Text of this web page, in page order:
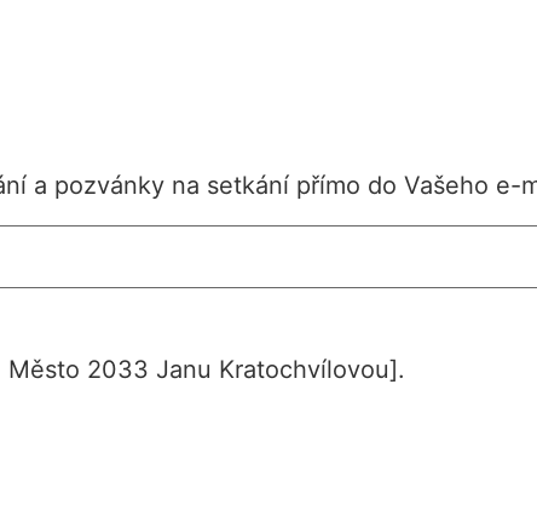
a pozvánky na setkání přímo do Vašeho e-
2033 Janu Kratochvílovou].